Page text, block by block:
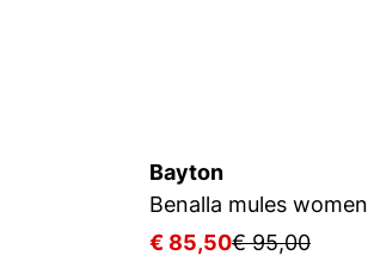
Bayton
Benalla mules women
€ 85,50€ 95,00